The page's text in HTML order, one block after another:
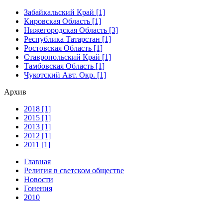
Забайкальский Край [1]
Кировская Область [1]
Нижегородская Область [3]
Республика Татарстан [1]
Ростовская Область [1]
Ставропольский Край [1]
Тамбовская Область [1]
Чукотский Авт. Окр. [1]
Архив
2018 [1]
2015 [1]
2013 [1]
2012 [1]
2011 [1]
Главная
Религия в светском обществе
Новости
Гонения
2010